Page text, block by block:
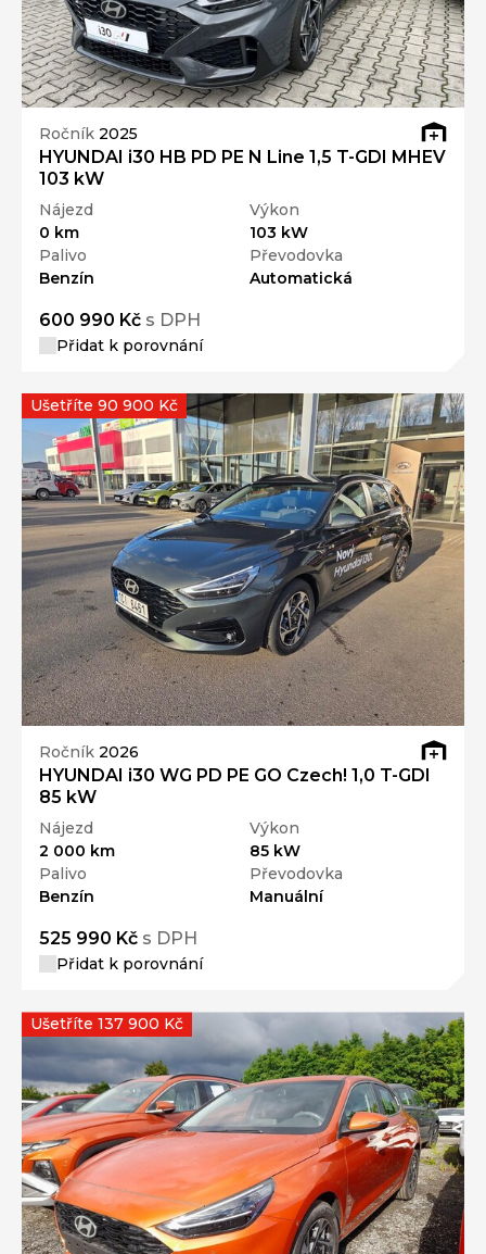
Ročník 2025
HYUNDAI i30 HB PD PE N Line 1,5 T-GDI MHEV
103 kW
Nájezd
0 km
Výkon
103 kW
Palivo
Benzín
Převodovka
Automatická
600 990 Kč s DPH
Přidat k porovnání
Ročník 2026
HYUNDAI i30 WG PD PE GO Czech! 1,0 T-GDI
85 kW
Nájezd
2 000 km
Výkon
85 kW
Palivo
Benzín
Převodovka
Manuální
525 990 Kč s DPH
Přidat k porovnání
Ušetříte 90 900 Kč
Ušetříte 137 900 Kč